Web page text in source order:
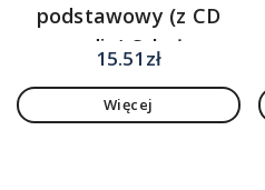
podstawowy (z CD
audio) Szkoły
(2015)
15.51 zł
Więcej